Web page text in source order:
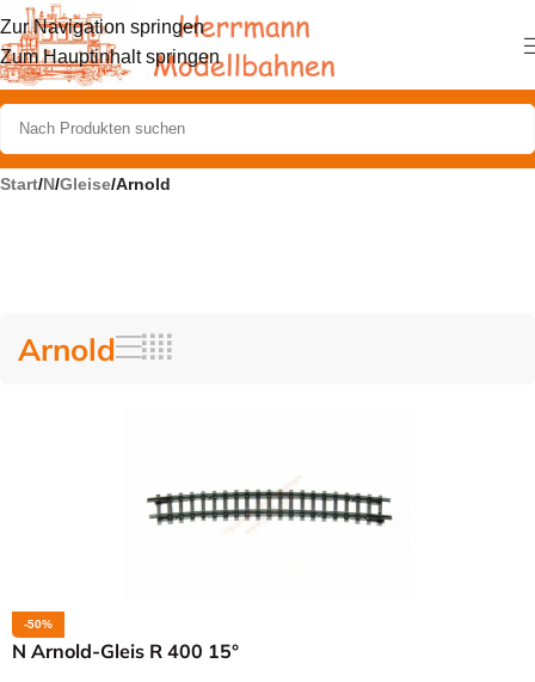
Zur Navigation springen
Zum Hauptinhalt springen
Start/N/Gleise/Arnold
Arnold
-50%
N Arnold-Gleis R 400 15°